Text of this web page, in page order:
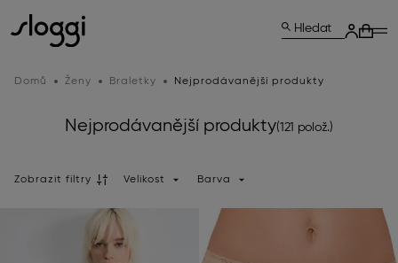
Hledat
Domů Ženy Braletky Nejprodávanější produkty
Nejprodávanější produkty(121 polož.)
Zobrazit filtry Velikost Barva